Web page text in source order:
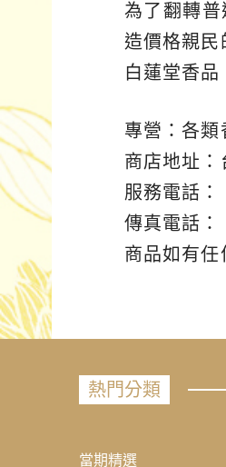
為了翻轉
造價格親民
白蓮堂香品
專營：各類
商店地址
服務電話
傳真電話
商品如有任
熱門分類
當期精選